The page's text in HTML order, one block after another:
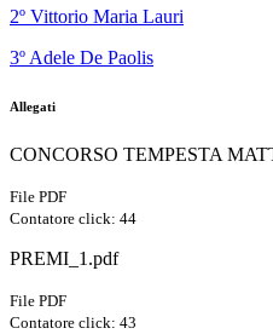
2º Vittorio Maria Lauri
3º Adele De Paolis
Allegati
CONCORSO TEMPESTA
File PDF
Contatore click: 44
PREMI_1.pdf
File PDF
Contatore click: 43